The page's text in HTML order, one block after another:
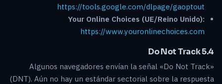
https://tools.google.com/dlpage/gaoptout
Your Online Choices (UE/Reino Unido):
https://www.youronlinechoices.com
5.4 Do Not Track
Algunos navegadores envían la señal «Do Not Track»
(DNT). Aún no hay un estándar sectorial sobre la respuesta